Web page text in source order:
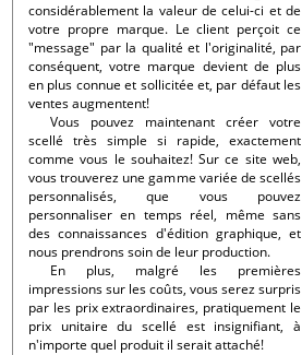
considérablement la valeur de celui-ci et de
votre propre marque. Le client perçoit ce
"message" par la qualité et l'originalité, par
conséquent, votre marque devient de plus
en plus connue et sollicitée et, par défaut les
ventes augmentent!
Vous pouvez maintenant créer votre
scellé très simple si rapide, exactement
comme vous le souhaitez! Sur ce site web,
vous trouverez une gamme variée de scellés
personnalisés, que vous pouvez
personnaliser en temps réel, même sans
des connaissances d'édition graphique, et
nous prendrons soin de leur production.
En plus, malgré les premières
impressions sur les coûts, vous serez surpris
par les prix extraordinaires, pratiquement le
prix unitaire du scellé est insignifiant, à
n'importe quel produit il serait attaché!